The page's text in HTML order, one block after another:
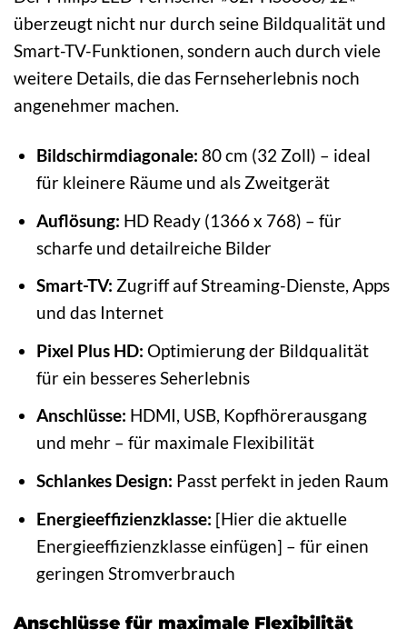
überzeugt nicht nur durch seine Bildqualität und
Smart-TV-Funktionen, sondern auch durch viele
weitere Details, die das Fernseherlebnis noch
angenehmer machen.
Bildschirmdiagonale: 80 cm (32 Zoll) – ideal
für kleinere Räume und als Zweitgerät
Auflösung: HD Ready (1366 x 768) – für
scharfe und detailreiche Bilder
Smart-TV: Zugriff auf Streaming-Dienste, Apps
und das Internet
Pixel Plus HD: Optimierung der Bildqualität
für ein besseres Seherlebnis
Anschlüsse: HDMI, USB, Kopfhörerausgang
und mehr – für maximale Flexibilität
Schlankes Design: Passt perfekt in jeden Raum
Energieeffizienzklasse: [Hier die aktuelle
Energieeffizienzklasse einfügen] – für einen
geringen Stromverbrauch
Anschlüsse für maximale Flexibilität